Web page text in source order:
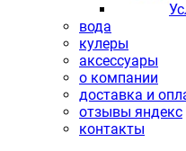
вода
кулеры
аксессуары
о компании
доставка и
отзывы яндекс
контакты